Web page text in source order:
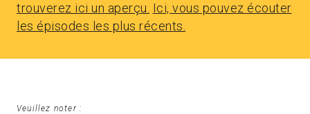
trouverez ici un aperçu. Ici, vous pouvez écouter
les épisodes les plus récents.
Veuillez noter :